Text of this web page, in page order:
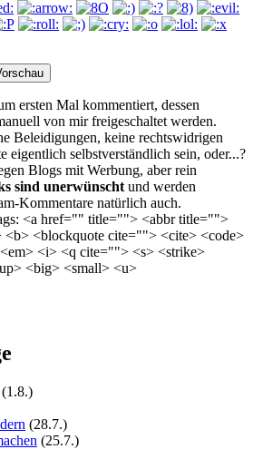
ersten Mal kommentiert, dessen
von mir freigeschaltet werden.
Beleidigungen, keine rechtswidrigen
eigentlich selbst­verständlich sein, oder...?
Blogs mit Werbung, aber rein
sind unerwünscht und werden
Kommentare natürlich auch.
<a href="" title=""> <abbr title="">
<blockquote cite=""> <cite> <code>
<i> <q cite=""> <s> <strike>
<big> <small> <u>
(1.8.)
(28.7.)
(25.7.)